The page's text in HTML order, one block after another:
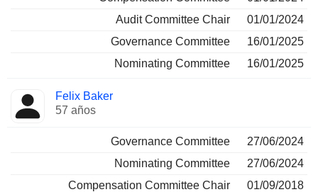
Audit Committee Chair
01/01/2024
Governance Committee
16/01/2025
Nominating Committee
16/01/2025
Felix Baker
57 años
Governance Committee
27/06/2024
Nominating Committee
27/06/2024
Compensation Committee Chair
01/09/2018